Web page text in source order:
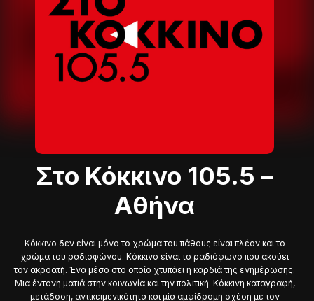
Στο Κόκκινο 105.5 –
Αθήνα
Κόκκινο δεν είναι μόνο το χρώμα του πάθους είναι πλέον και το
χρώμα του ραδιοφώνου. Κόκκινο είναι το ραδιόφωνο που ακούει
τον ακροατή. Ένα μέσο στο οποίο χτυπάει η καρδιά της ενημέρωσης.
Μια έντονη ματιά στην κοινωνία και την πολιτική. Κόκκινη καταγραφή,
μετάδοση, αντικειμενικότητα και μία αμφίδρομη σχέση με τον